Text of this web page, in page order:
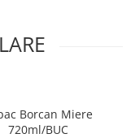
Borcan Miere
720ml/BUC